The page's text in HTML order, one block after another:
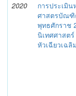
2020
การประเมิ
ศาสตรบัณฑิ
พุทธศักราช
นิเทศศาสต
หัวเฉียวเฉลิ